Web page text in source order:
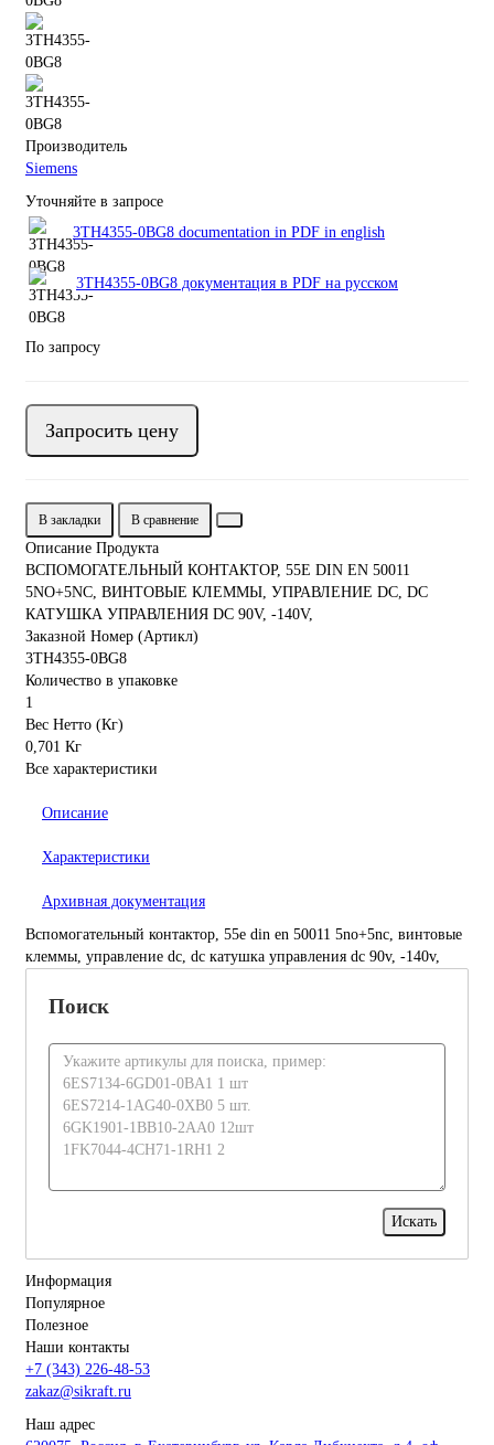
Производитель
Siemens
Уточняйте в запросе
3TH4355-0BG8 documentation in PDF in english
3TH4355-0BG8 документация в PDF на русском
По запросу
Запросить цену
В закладки В сравнение
Описание Продукта
ВСПОМОГАТЕЛЬНЫЙ КОНТАКТОР, 55E DIN EN 50011
5NO+5NC, ВИНТОВЫЕ КЛЕММЫ, УПРАВЛЕНИЕ DC, DC
КАТУШКА УПРАВЛЕНИЯ DC 90V, -140V,
Заказной Номер (Артикл)
3TH4355-0BG8
Количество в упаковке
1
Вес Нетто (Кг)
0,701 Кг
Все характеристики
Описание
Характеристики
Архивная документация
Вспомогательный контактор, 55e din en 50011 5no+5nc, винтовые
клеммы, управление dc, dc катушка управления dc 90v, -140v,
Поиск
Информация
Популярное
Полезное
Наши контакты
+7 (343) 226-48-53
zakaz@sikraft.ru
Наш адрес